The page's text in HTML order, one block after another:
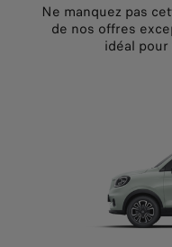
Ne manquez pas
de nos offres
idéal pour